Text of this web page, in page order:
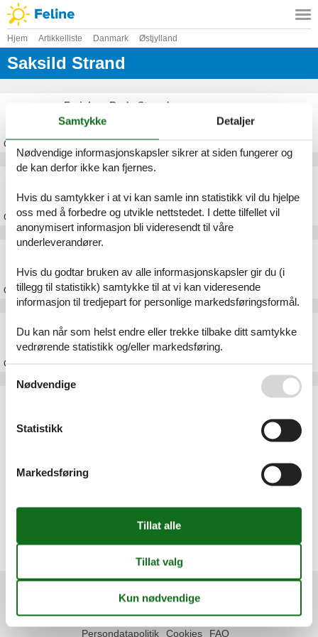
Hjem Artikkelliste Danmark Østjylland
Saksild Strand
Feriehus Rude Strand
OmRude Strand
OmOdder
OmDyngby Strand
Om
Feriehus
Alle
Odder
Information
Persondatapolitik
Cookies FAQ
Samtykke Detaljer
Nødvendige informasjonskapsler sikrer at siden fungerer og
de kan derfor ikke kan fjernes.
Hvis du samtykker i at vi kan samle inn statistikk vil du hjelpe
oss med å forbedre og utvikle nettstedet. I dette tilfellet vil
anonymisert informasjon bli videresendt til våre
underleverandører.
Hvis du godtar bruken av alle informasjonskapsler gir du (i
tillegg til statistikk) samtykke til at vi kan videresende
informasjon til tredjepart for personlige markedsføringsformål.
Du kan når som helst endre eller trekke tilbake ditt samtykke
vedrørende statistikk og/eller markedsføring.
Nødvendige
Statistikk
Markedsføring